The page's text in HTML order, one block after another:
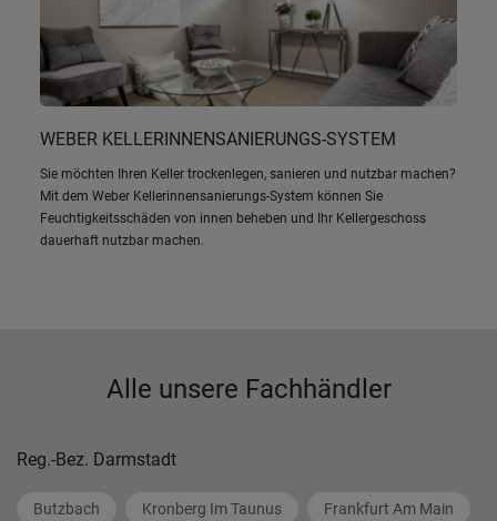
WEBER KELLERINNENSANIERUNGS-SYSTEM
Sie möchten Ihren Keller trockenlegen, sanieren und nutzbar machen?
Mit dem Weber Kellerinnensanierungs-System können Sie
Feuchtigkeitsschäden von innen beheben und Ihr Kellergeschoss
dauerhaft nutzbar machen.
Alle unsere Fachhändler
Reg.-Bez. Darmstadt
Butzbach Kronberg Im Taunus Frankfurt Am Main